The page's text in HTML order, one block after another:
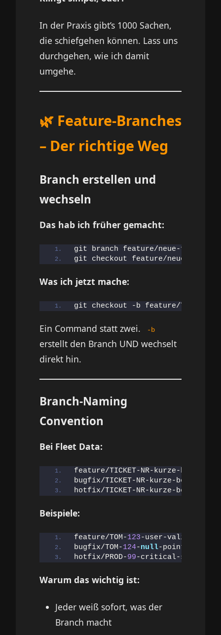
In der Praxis gibt’s 1000 Sachen,
die schiefgehen können. Lass uns
durchgehen, wie ich damit
umgehe.
🌿 Feature-Branches
– Der richtige Weg
Branch erstellen und
wechseln
Das hab ich früher gemacht:
git branch feature/neue-funktion
git checkout feature/neue-
Was ich jetzt mache:
git checkout -b feature/TOM-
Ein Command statt zwei. -b
erstellt den Branch UND wechselt
direkt hin.
Branch-Naming
Convention
Bei Fleet Data:
feature/TICKET-NR-kurze-
bugfix/TICKET-NR-kurze-
hotfix/TICKET-NR-kurze-
Beispiele:
feature/TOM-123-user-validation
bugfix/TOM-124-null-pointer-fix
hotfix/PROD-99-critical-security-
Warum das wichtig ist:
Jeder weiß sofort, was der
Branch macht